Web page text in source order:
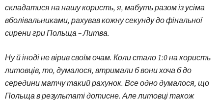
складатися на нашу користь, я, мабуть разом із усіма
вболівальниками, рахував кожну секунду до фінальної
сирени гри Польща – Литва.
Ну й іноді не вірив своїм очам. Коли стало 1:0 на користь
литовців, то, думалося, втримали б вони хоча б до
середини матчу такий рахунок. Все одно думалося, що
Польща в результаті дотисне. Але литовці також